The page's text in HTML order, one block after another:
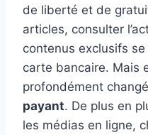
de liberté et de
articles, consulter
contenus exclusifs
carte bancaire. Mais
profondément
payant. De plus en
les médias en ligne,